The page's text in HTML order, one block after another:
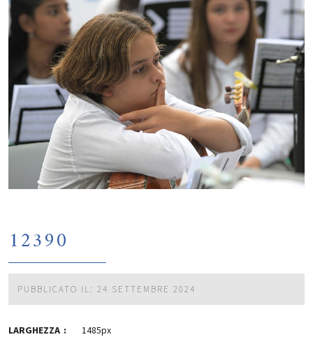
12390
PUBBLICATO IL: 24 SETTEMBRE 2024
LARGHEZZA
1485px